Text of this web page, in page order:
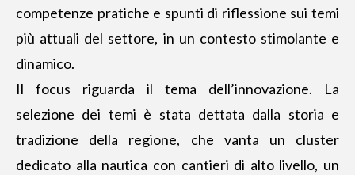
competenze pratiche e spunti di riflessione sui temi
più attuali del settore, in un contesto stimolante e
dinamico.
Il focus riguarda il tema dell’innovazione. La
selezione dei temi è stata dettata dalla storia e
tradizione della regione, che vanta un cluster
dedicato alla nautica con cantieri di alto livello, un